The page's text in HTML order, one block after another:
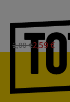
2,88 €2,59 €